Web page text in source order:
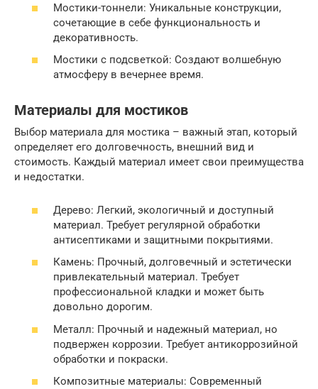
Мостики-тоннели: Уникальные конструкции,
сочетающие в себе функциональность и
декоративность.
Мостики с подсветкой: Создают волшебную
атмосферу в вечернее время.
Материалы для мостиков
Выбор материала для мостика – важный этап, который
определяет его долговечность, внешний вид и
стоимость. Каждый материал имеет свои преимущества
и недостатки.
Дерево: Легкий, экологичный и доступный
материал. Требует регулярной обработки
антисептиками и защитными покрытиями.
Камень: Прочный, долговечный и эстетически
привлекательный материал. Требует
профессиональной кладки и может быть
довольно дорогим.
Металл: Прочный и надежный материал, но
подвержен коррозии. Требует антикоррозийной
обработки и покраски.
Композитные материалы: Современный